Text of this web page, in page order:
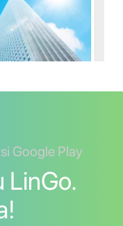
Google Play
LinGo.